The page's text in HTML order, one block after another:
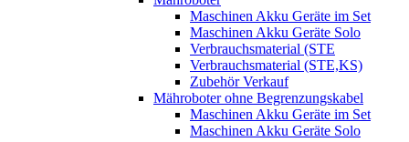
Maschinen Akku Geräte im Set
Maschinen Akku Geräte Solo
Verbrauchsmaterial (STE
Verbrauchsmaterial (STE,KS)
Zubehör Verkauf
Mähroboter ohne Begrenzungskabel
Maschinen Akku Geräte im Set
Maschinen Akku Geräte Solo